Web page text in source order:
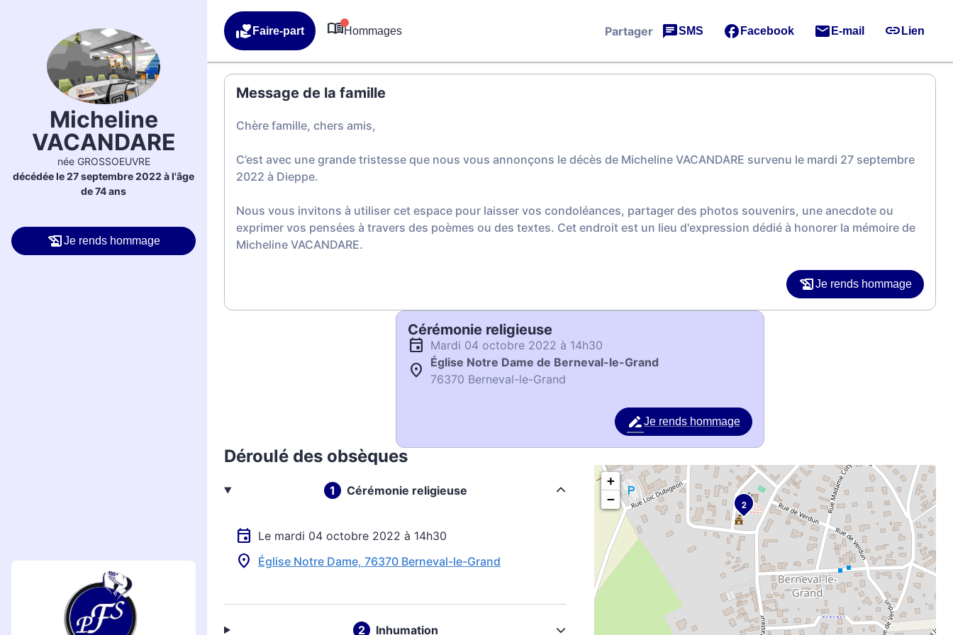
Micheline
VACANDARE
née GROSSOEUVRE
décédée le 27 septembre 2022 à l'âge
de 74 ans
Je rends hommage
Faire-part Hommages Partager SMS Facebook E-mail Lien
Message de la famille
Chère famille, chers amis,
C’est avec une grande tristesse que nous vous annonçons le décès de Micheline VACANDARE survenu le mardi 27 septembre
2022 à Dieppe.
Nous vous invitons à utiliser cet espace pour laisser vos condoléances, partager des photos souvenirs, une anecdote ou
exprimer vos pensées à travers des poèmes ou des textes. Cet endroit est un lieu d'expression dédié à honorer la mémoire de
Micheline VACANDARE.
Je rends hommage
Cérémonie religieuse
mardi 04 octobre 2022 à 14h30
Église Notre Dame de Berneval-le-Grand
76370 Berneval-le-Grand
Je rends hommage
Déroulé des obsèques
Cérémonie religieuse
Le mardi 04 octobre 2022 à 14h30
Église Notre Dame, 76370 Berneval-le-Grand
Inhumation
2
+
−